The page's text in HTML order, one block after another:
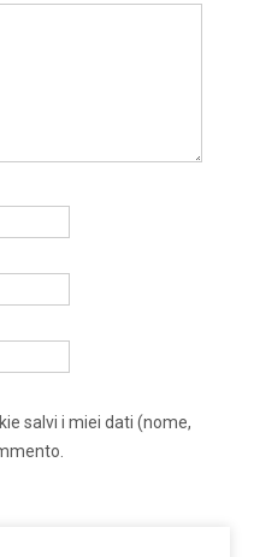
salvi i miei dati (nome,